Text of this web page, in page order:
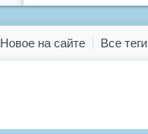
Новое на сайте Все теги